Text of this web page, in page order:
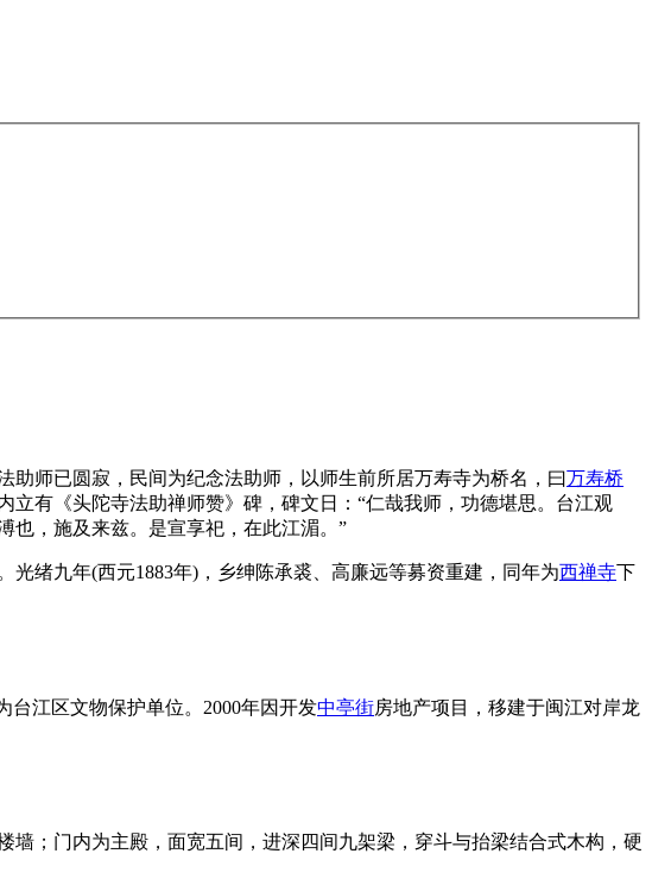
师已圆寂，民间为纪念法助师，以师生前所居万寿寺为桥名，曰万寿桥
立有《头陀寺法助禅师赞》碑，碑文日：“仁哉我师，功德堪思。台江观
也，施及来兹。是宣享祀，在此江湄。”
绪九年(西元1883年)，乡绅陈承裘、高廉远等募资重建，同年为西禅寺下
江区文物保护单位。2000年因开发中亭街房地产项目，移建于闽江对岸龙
；门内为主殿，面宽五间，进深四间九架梁，穿斗与抬梁结合式木构，硬